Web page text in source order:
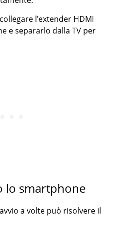
l’extender HDMI
e separarlo dalla TV per
lo smartphone
a volte può risolvere il